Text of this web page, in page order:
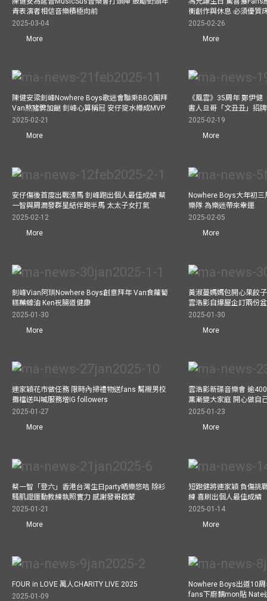
青表演者相信音樂積極向前
2025-03-04
More
衡創作與休息 必須優質
2025-02-26
More
陳健安梁釗峰Nowhere Boys歌迷會聯乘BBQ團拜
Van熬豬髀加餸 釗峰心算稱冠 安仔掟水樽成MVP
2025-02-21
More
《風雲》35周年 鄭伊
書人旦哥「文丑丑」招
2025-02-19
More
安仔傷後首度出戰渣馬 釗峰跑出個人最佳成績 蔡
一智與周潤發群星結伴跑半馬 太太子女打氣
2025-02-12
More
Nowhere Boys大年初
樂隊 為樂迷帶來幸運
2025-02-05
More
釗峰Vian阿珙Nowhere Boys創意拜年 Van食蘿蔔
糕蘸蠔油 Ken祝腸道健康
2025-01-30
More
黃淑蔓媽媽包開心果餃
雲浩影自爆屋企訂兩份
2025-01-30
More
連家穎花市做任務 限時內掃禮物送fans 幫襯男校
攤檔送叫喊服務增IG followers
2025-01-27
More
雲浩影新碟音樂會 逾
黨漸變大家庭 開心做自
2025-01-23
More
蔡一智「登六」香港台灣生日party晒樂悠咭 除衫
騷肌證運動教練執照實力 感謝發哥啟蒙
2025-01-21
More
短跑健將連家穎 負傷挑
練 喜刷出個人最佳成績
2025-01-14
More
FOUR in LOVE 萬人CHARITY LIVE 2025
2025-01-09
Nowhere Boys出道10
fans下廚黐mon貼 Nate